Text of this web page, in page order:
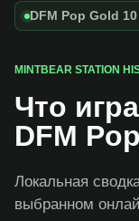
DFM Pop Gold 10
MINTBEAR STATION
Что
DFM
Локальная
выбранном